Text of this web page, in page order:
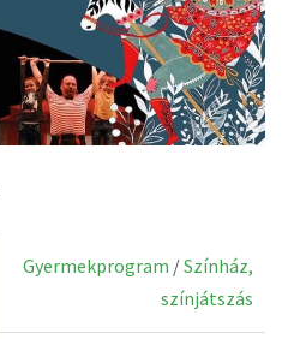
Gyermekprogram /Színház,
színjátszás